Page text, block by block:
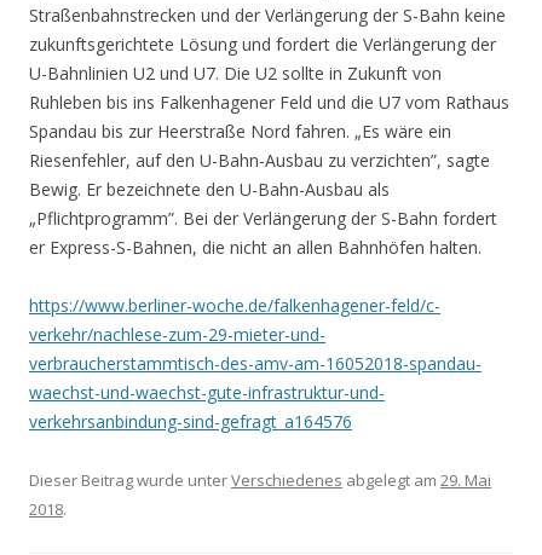
Straßenbahnstrecken und der Verlängerung der S-Bahn keine
zukunftsgerichtete Lösung und fordert die Verlängerung der
U-Bahnlinien U2 und U7. Die U2 sollte in Zukunft von
Ruhleben bis ins Falkenhagener Feld und die U7 vom Rathaus
Spandau bis zur Heerstraße Nord fahren. „Es wäre ein
Riesenfehler, auf den U-Bahn-Ausbau zu verzichten”, sagte
Bewig. Er bezeichnete den U-Bahn-Ausbau als
„Pflichtprogramm”. Bei der Verlängerung der S-Bahn fordert
er Express-S-Bahnen, die nicht an allen Bahnhöfen halten.
https://www.berliner-woche.de/falkenhagener-feld/c-
verkehr/nachlese-zum-29-mieter-und-
verbraucherstammtisch-des-amv-am-16052018-spandau-
waechst-und-waechst-gute-infrastruktur-und-
verkehrsanbindung-sind-gefragt_a164576
Dieser Beitrag wurde unterVerschiedenes abgelegt am 29. Mai
2018.